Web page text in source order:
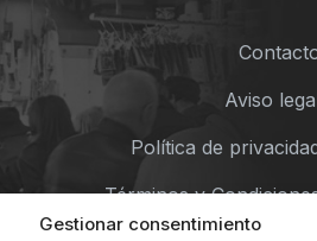
Gestionar consentimiento
Aviso
Política de
Términos y